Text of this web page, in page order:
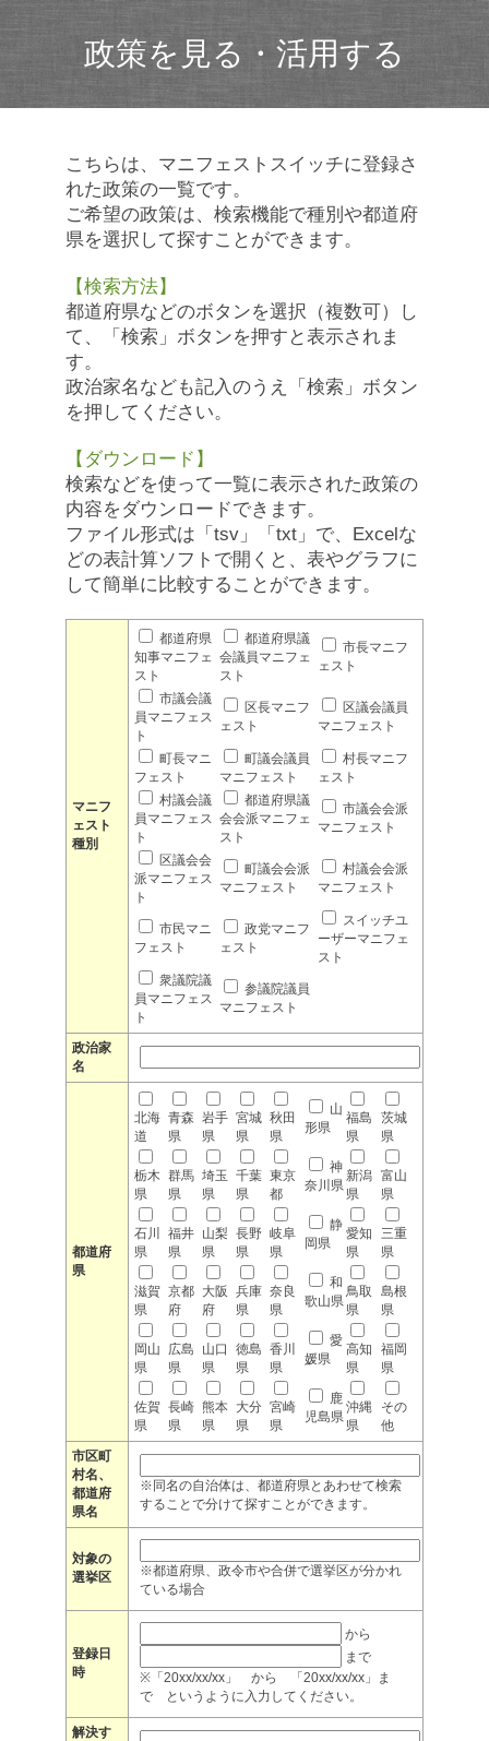
政策を見る・活用する
こちらは、マニフェストスイッチに登録さ
れた政策の一覧です。
ご希望の政策は、検索機能で種別や都道府
県を選択して探すことができます。
【検索方法】
都道府県などのボタンを選択（複数可）し
て、「検索」ボタンを押すと表示されま
す。
政治家名なども記入のうえ「検索」ボタン
を押してください。
【ダウンロード】
検索などを使って一覧に表示された政策の
内容をダウンロードできます。
ファイル形式は「tsv」「txt」で、Excelな
どの表計算ソフトで開くと、表やグラフに
して簡単に比較することができます。
マニフ
ェスト
種別
都道府県
知事マニフェ
スト
都道府県議
会議員マニフェ
スト
市長マニフ
ェスト
市議会議
員マニフェス
ト
区長マニフ
ェスト
区議会議員
マニフェスト
町長マニ
フェスト
町議会議員
マニフェスト
村長マニフ
ェスト
村議会議
員マニフェス
ト
都道府県議
会会派マニフェ
スト
市議会会派
マニフェスト
区議会会
派マニフェス
ト
町議会会派
マニフェスト
村議会会派
マニフェスト
市民マニ
フェスト
政党マニフ
ェスト
スイッチユ
ーザーマニフェ
スト
衆議院議
員マニフェス
ト
参議院議員
マニフェスト
政治家
名
都道府
県
北海
道
青森
県
岩手
県
宮城
県
秋田
県
山
形県
福島
県
茨城
県
栃木
県
群馬
県
埼玉
県
千葉
県
東京
都
神
奈川県
新潟
県
富山
県
石川
県
福井
県
山梨
県
長野
県
岐阜
県
静
岡県
愛知
県
三重
県
滋賀
県
京都
府
大阪
府
兵庫
県
奈良
県
和
歌山県
鳥取
県
島根
県
岡山
県
広島
県
山口
県
徳島
県
香川
県
愛
媛県
高知
県
福岡
県
佐賀
県
長崎
県
熊本
県
大分
県
宮崎
県
鹿
児島県
沖縄
県
その
他
市区町
村名、
都道府
県名
※同名の自治体は、都道府県とあわせて検索
することで分けて探すことができます。
対象の
選挙区
※都道府県、政令市や合併で選挙区が分かれ
ている場合
登録日
時
から
まで
※「20xx/xx/xx」 から 「20xx/xx/xx」ま
で というように入力してください。
解決す